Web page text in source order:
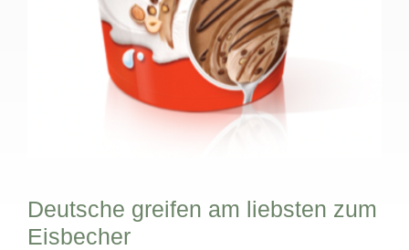
Deutsche greifen am liebsten zum
Eisbecher